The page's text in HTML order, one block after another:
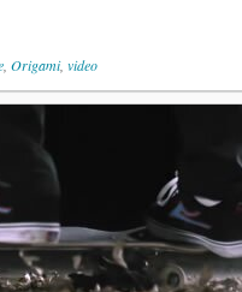
Origami, video